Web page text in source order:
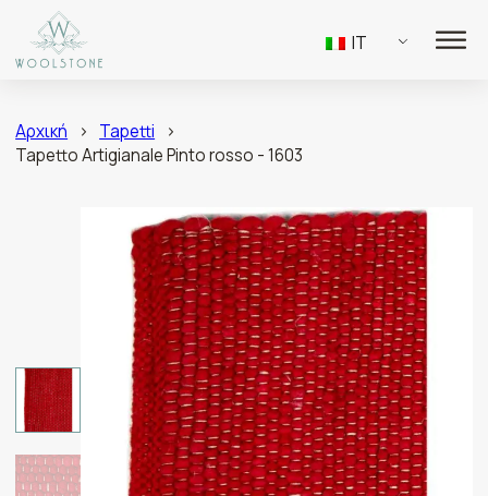
IT
Αρχική > Tapetti
>
Tapetto Artigianale Pinto rosso - 1603